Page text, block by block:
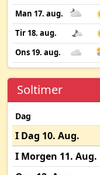
Man 17. aug.
Tir 18. aug.
Ons 19. aug.
Soltimer
Dag
I Dag 10. Aug.
I Morgen 11. Aug.